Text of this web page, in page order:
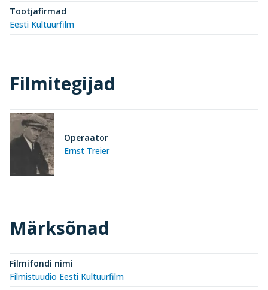
Tootjafirmad
Eesti Kultuurfilm
Filmitegijad
Ernst Treier
Operaator
Märksõnad
Filmifondi nimi
Filmistuudio Eesti Kultuurfilm